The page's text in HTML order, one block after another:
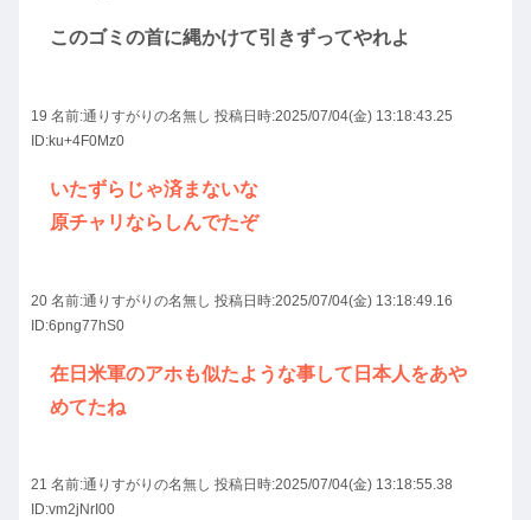
このゴミの首に縄かけて引きずってやれよ
19 名前:通りすがりの名無し 投稿日時:2025/07/04(金) 13:18:43.25
ID:ku+4F0Mz0
いたずらじゃ済まないな
原チャリならしんでたぞ
20 名前:通りすがりの名無し 投稿日時:2025/07/04(金) 13:18:49.16
ID:6png77hS0
在日米軍のアホも似たような事して日本人をあや
めてたね
21 名前:通りすがりの名無し 投稿日時:2025/07/04(金) 13:18:55.38
ID:vm2jNrI00